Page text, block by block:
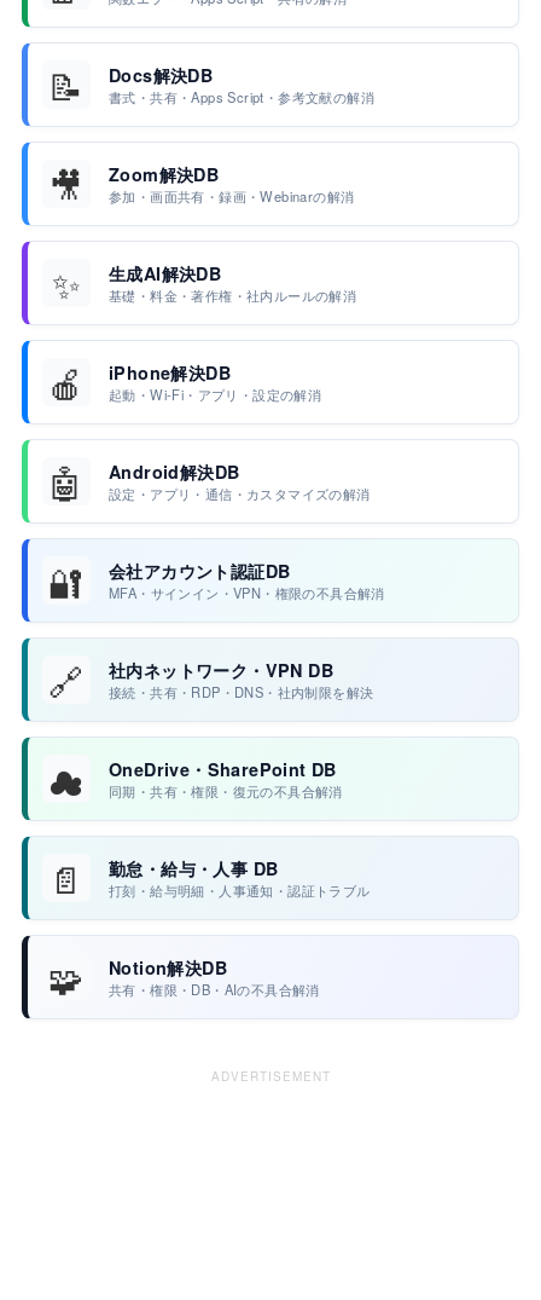
📝 Docs解決DB
書式・共有・Apps Script・参考文献の解消
🎥 Zoom解決DB
参加・画面共有・録画・Webinarの解消
✨ 生成AI解決DB
基礎・料金・著作権・社内ルールの解消
🍎 iPhone解決DB
起動・Wi-Fi・アプリ・設定の解消
🤖 Android解決DB
設定・アプリ・通信・カスタマイズの解消
🔐 会社アカウント認証DB
MFA・サインイン・VPN・権限の不具合解消
🔗 社内ネットワーク・VPN DB
接続・共有・RDP・DNS・社内制限を解決
☁ OneDrive・SharePoint DB
同期・共有・権限・復元の不具合解消
📄 勤怠・給与・人事 DB
打刻・給与明細・人事通知・認証トラブル
🧩 Notion解決DB
共有・権限・DB・AIの不具合解消
ADVERTISEMENT